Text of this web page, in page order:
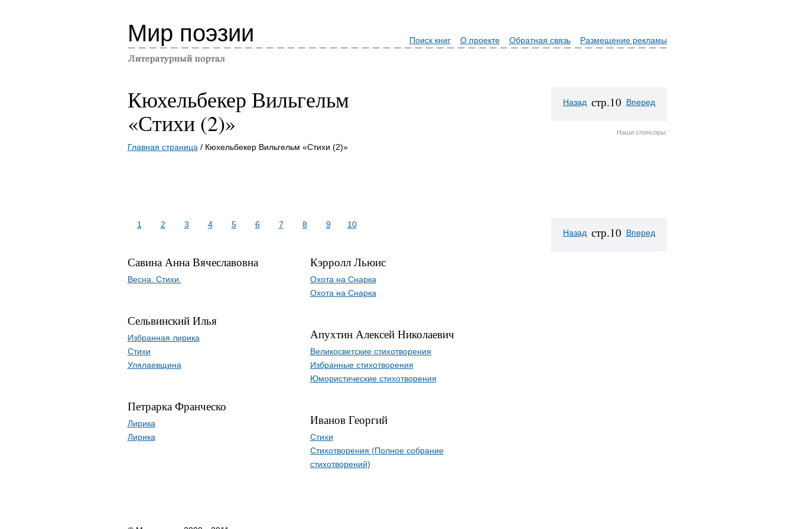
Мир поэзии Поиск книг О проекте Обратная связь Размещение рекламы
Кюхельбекер Вильгельм
«Стихи (2)»
Главная страница / Кюхельбекер Вильгельм «Стихи (2)»
Назад стр.10 Вперед
Наши спонсоры:
1 2 3 4 5 6 7 8 9 10
Савина Анна Вячеславовна
Весна. Стихи.
Сельвинский Илья
Избранная лирика
Стихи
Улялаевщина
Петрарка Франческо
Лирика
Лирика
Кэрролл Льюис
Охота на Снарка
Охота на Снарка
Апухтин Алексей Николаевич
Великосветские стихотворения
Избранные стихотворения
Юмористические стихотворения
Иванов Георгий
Стихи
Стихотворения (Полное собрание
стихотворений)
Назад стр.10 Вперед